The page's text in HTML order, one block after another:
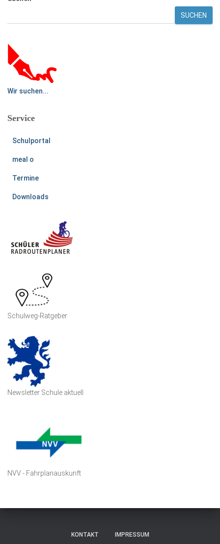
SUCHEN
Wir suchen...
Service
Schulportal
meal o
Termine
Downloads
Schulweg-Ratgeber
Newsletter Schule aktuell
NVV - Fahrplanauskunft
KONTAKT IMPRESSUM